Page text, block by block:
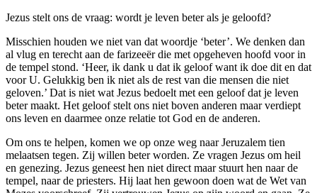
Jezus stelt ons de vraag: wordt je leven beter als je geloofd?
Misschien houden we niet van dat woordje ‘beter’. We denken dan
al vlug en terecht aan de farizeeër die met opgeheven hoofd voor in
de tempel stond. ‘Heer, ik dank u dat ik geloof want ik doe dit en dat
voor U. Gelukkig ben ik niet als de rest van die mensen die niet
geloven.’ Dat is niet wat Jezus bedoelt met een geloof dat je leven
beter maakt. Het geloof stelt ons niet boven anderen maar verdiept
ons leven en daarmee onze relatie tot God en de anderen.
Om ons te helpen, komen we op onze weg naar Jeruzalem tien
melaatsen tegen. Zij willen beter worden. Ze vragen Jezus om heil
en genezing. Jezus geneest hen niet direct maar stuurt hen naar de
tempel, naar de priesters. Hij laat hen gewoon doen wat de Wet van